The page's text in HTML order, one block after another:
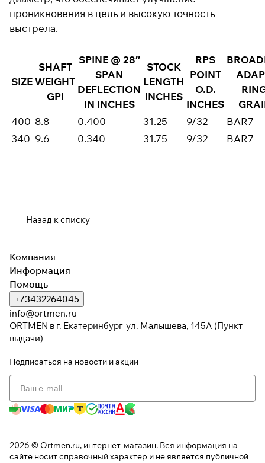
проникновения в цель и высокую точность
выстрела.
SIZE
SHAFT
WEIGHT
GPI
SPINE @ 28″
SPAN
DEFLECTION
IN INCHES
STOCK
LENGTH
INCHES
RPS
POINT
O.D.
INCHES
400 8.8 0.400 31.25 9/32
BAR7
340 9.6 0.340 31.75 9/32 BAR7
Назад к списку
раз в
недели
plait.ru
Компания
Информация
Помощь
+73432264045
info@ortmen.ru
ORTMEN в г. Екатеринбург ул. Малышева, 145А (Пункт
выдачи)
Подписаться на новости и акции
2026 © Ortmen.ru, интернет-магазин. Вся информация на
сайте носит справочный характер и не является публичной